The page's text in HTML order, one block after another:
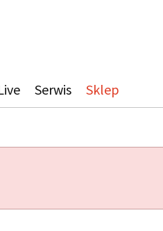
Serwis Sklep